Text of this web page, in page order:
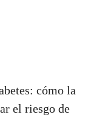
cómo la
el riesgo de